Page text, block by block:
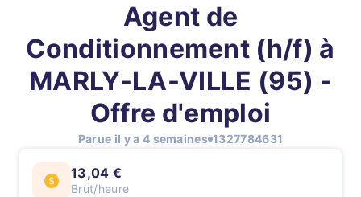
Agent de
Conditionnement (h/f) à
MARLY-LA-VILLE (95) -
Offre d'emploi
Parue il y a 4 semaines 1327784631
13,04 €
Brut/heure